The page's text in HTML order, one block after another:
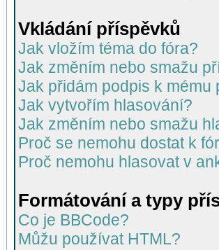
Vkládání příspěvků
Jak vložím téma do fóra?
Jak změním nebo smažu
Jak přidám podpis k mému
Jak vytvořím hlasování?
Jak změním nebo smažu
Proč se nemohu dostat k
Proč nemohu hlasovat v
Formátování a typy
Co je BBCode?
Můžu používat HTML?